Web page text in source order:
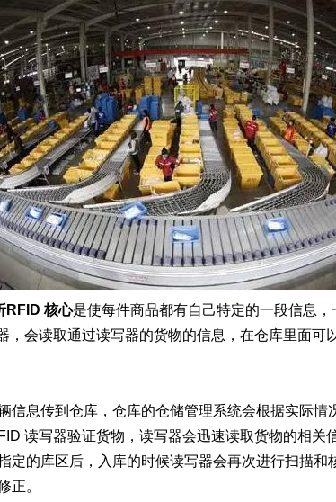
RFID 核心是使每件商品都有自己特定的一段信息
，会读取通过读写器的货物的信息，在仓库里面可
信息传到仓库，仓库的仓储管理系统会根据实际情
读写器验证货物，读写器会迅速读取货物的相关
定的库区后，入库的时候读写器会再次进行扫描
正。